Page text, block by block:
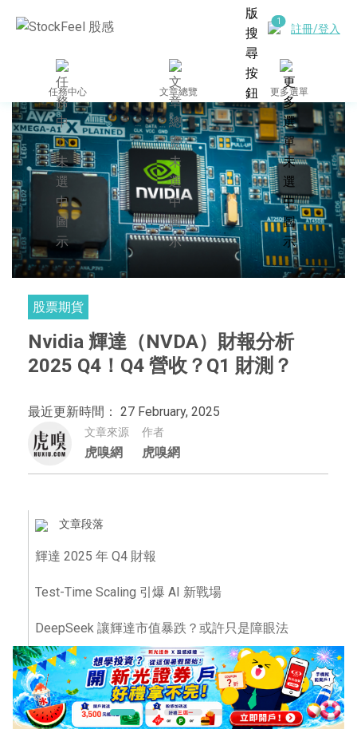
註冊/登入
任務中心 文章總覽 更多選單
股票期貨
Nvidia 輝達（NVDA）財報分析
2025 Q4！Q4 營收？Q1 財測？
最近更新時間： 27 February, 2025
文章來源
虎嗅網
作者
虎嗅網
文章段落
輝達 2025 年 Q4 財報
Test-Time Scaling 引爆 AI 新戰場
DeepSeek 讓輝達市值暴跌？或許只是障眼法